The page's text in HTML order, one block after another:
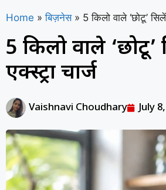
Home » बिज़नेस » 5 किलो वाले ‘छोटू’
5 किलो वाले
एक्स्ट्रा चार्ज
Vaishnavi Choudhary July